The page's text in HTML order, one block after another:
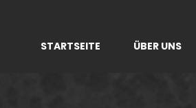
STARTSEITE ÜBER UNS